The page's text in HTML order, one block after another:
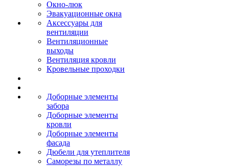
Окно-люк
Эвакуационные окна
Аксессуары для
вентиляции
Вентиляционные
выходы
Вентиляция кровли
Кровельные проходки
Доборные элементы
забора
Доборные элементы
кровли
Доборные элементы
фасада
Дюбели для утеплителя
Саморезы по металлу